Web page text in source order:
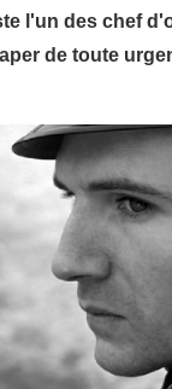
l'un des chef
de toute